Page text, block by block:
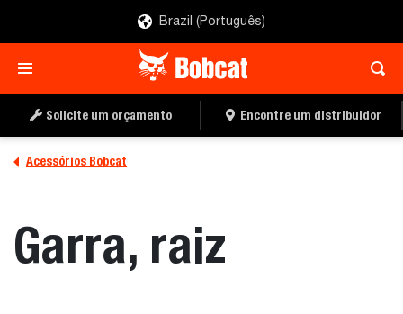
Brazil (Português)
Solicite um orçamento Encontre um distribuidor
Acessórios Bobcat
Garra, raiz
PEÇA UMA COTAÇÃO
ENCONTRE UM